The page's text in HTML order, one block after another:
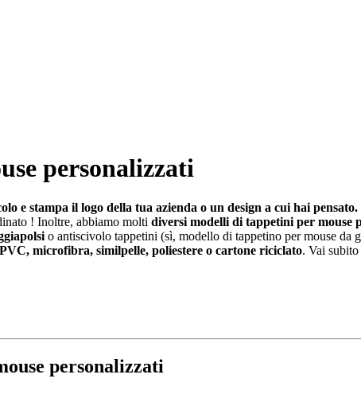
personalizzati
e stampa il logo della tua azienda o un design a cui hai pensato.
! Inoltre, abbiamo molti diversi modelli di tappetini per mouse
o antiscivolo tappetini (sì, modello di tappetino per mouse
microfibra, similpelle, poliestere o cartone riciclato. Vai
personalizzati